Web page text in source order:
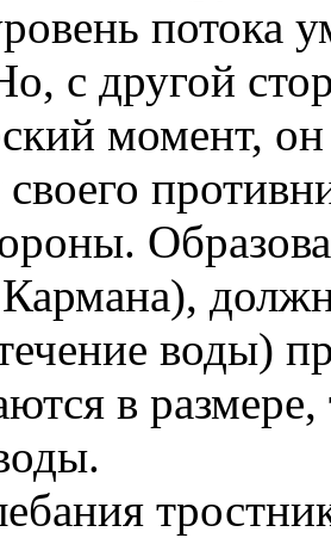
потока
с другой
момент,
воды)
в